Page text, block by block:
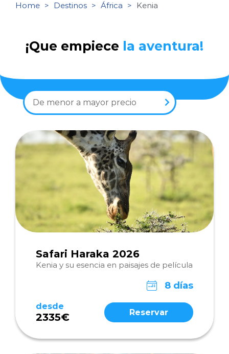
Home Destinos África Kenia
¡Que empiece la aventura!
De menor a mayor precio
Safari Haraka 2026
Kenia y su esencia en paisajes de película
8 días
desde
2335€ Reservar